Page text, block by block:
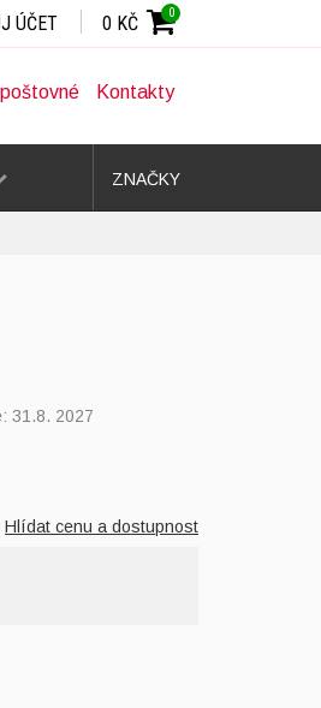
Kontakty
31.8. 2027
Hlídat cenu a dostupnost
ZNAČKY
0 KČ 0
ÚČET